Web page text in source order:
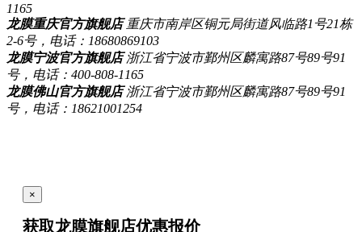
1165
龙膜重庆官方旗舰店重庆市南岸区铜元局街道风临路1号21栋
2-6号，电话：18680869103
龙膜宁波官方旗舰店浙江省宁波市鄞州区麟寓路87号89号91
号，电话：400-808-1165
龙膜佛山官方旗舰店浙江省宁波市鄞州区麟寓路87号89号91
号，电话：18621001254
×
获取龙膜旗舰店优惠报价